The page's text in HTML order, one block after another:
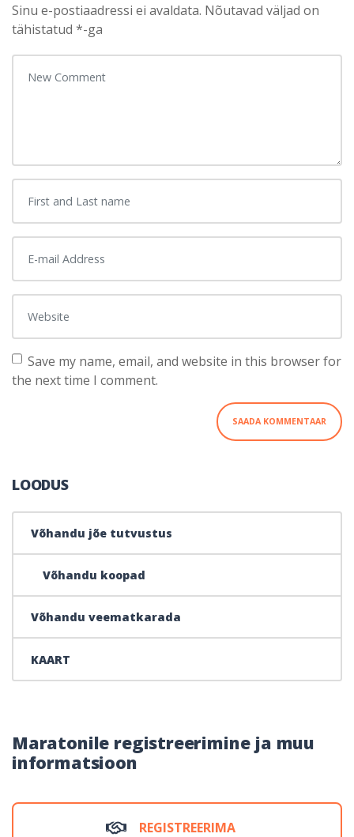
Sinu e-postiaadressi ei avaldata. Nõutavad väljad on
tähistatud *-ga
Save my name, email, and website in this browser for
the next time I comment.
LOODUS
Võhandu jõe tutvustus
Võhandu koopad
Võhandu veematkarada
KAART
Maratonile registreerimine ja muu
informatsioon
REGISTREERIMA